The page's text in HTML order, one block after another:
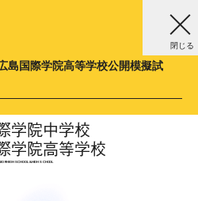
島国際学院高等学校公開模擬試
閉じる
学院中学校
学院高等学校
HIGH SCHOOL &HIGH SCHOOL